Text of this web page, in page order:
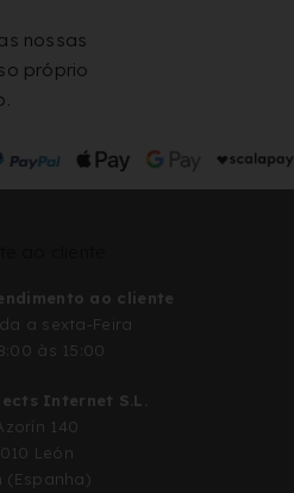
nossas
próprio
ao cliente
a sexta-Feira
às 15:00
Internet S.L.
140
León
(Espanha)